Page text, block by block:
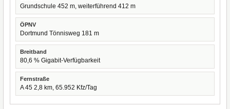
Grundschule 452 m, weiterführend 412 m
ÖPNV
Dortmund Tönnisweg 181 m
Breitband
80,6 % Gigabit-Verfügbarkeit
Fernstraße
A 45 2,8 km, 65.952 Kfz/Tag